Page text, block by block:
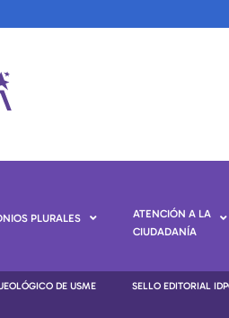
PLURALES
ATENCIÓN A LA
CIUDADANÍA
DE USME SELLO EDITORIAL